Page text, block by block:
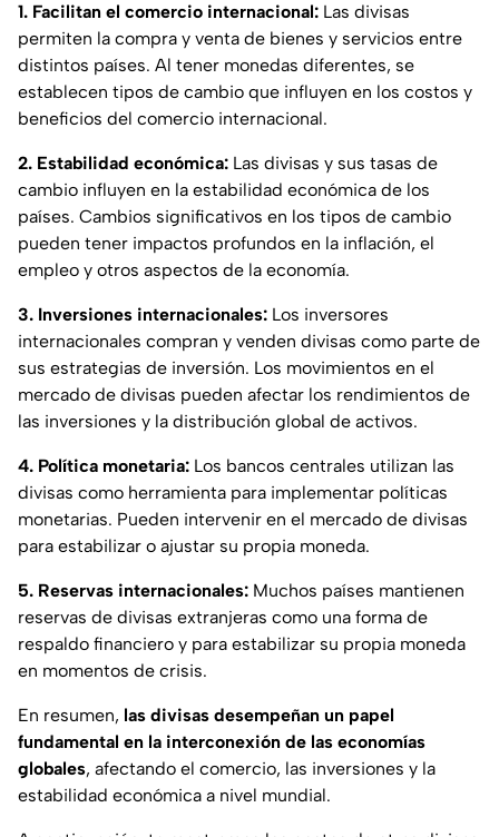
1. Facilitan el comercio internacional: Las divisas
permiten la compra y venta de bienes y servicios entre
distintos países. Al tener monedas diferentes, se
establecen tipos de cambio que influyen en los costos y
beneficios del comercio internacional.
2. Estabilidad económica: Las divisas y sus tasas de
cambio influyen en la estabilidad económica de los
países. Cambios significativos en los tipos de cambio
pueden tener impactos profundos en la inflación, el
empleo y otros aspectos de la economía.
3. Inversiones internacionales: Los inversores
internacionales compran y venden divisas como parte de
sus estrategias de inversión. Los movimientos en el
mercado de divisas pueden afectar los rendimientos de
las inversiones y la distribución global de activos.
4. Política monetaria: Los bancos centrales utilizan las
divisas como herramienta para implementar políticas
monetarias. Pueden intervenir en el mercado de divisas
para estabilizar o ajustar su propia moneda.
5. Reservas internacionales: Muchos países mantienen
reservas de divisas extranjeras como una forma de
respaldo financiero y para estabilizar su propia moneda
en momentos de crisis.
En resumen, las divisas desempeñan un papel
fundamental en la interconexión de las economías
globales, afectando el comercio, las inversiones y la
estabilidad económica a nivel mundial.